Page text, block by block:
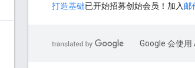
打造基础已开始招募创始会员！加入 邮
Google 会使用